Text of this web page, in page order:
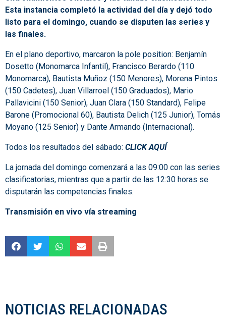
Esta instancia completó la actividad del día y dejó todo
listo para el domingo, cuando se disputen las series y
las finales.
En el plano deportivo, marcaron la pole position: Benjamín
Dosetto (Monomarca Infantil), Francisco Berardo (110
Monomarca), Bautista Muñoz (150 Menores), Morena Pintos
(150 Cadetes), Juan Villarroel (150 Graduados), Mario
Pallavicini (150 Senior), Juan Clara (150 Standard), Felipe
Barone (Promocional 60), Bautista Delich (125 Junior), Tomás
Moyano (125 Senior) y Dante Armando (Internacional).
Todos los resultados del sábado: CLICK AQUÍ
La jornada del domingo comenzará a las 09:00 con las series
clasificatorias, mientras que a partir de las 12:30 horas se
disputarán las competencias finales.
Transmisión en vivo vía streaming
NOTICIAS RELACIONADAS